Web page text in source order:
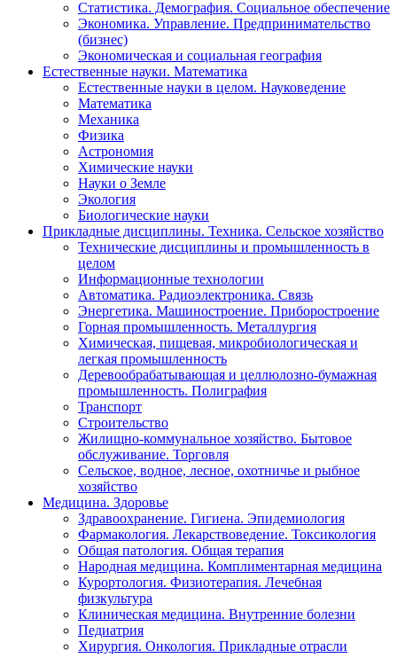
Статистика. Демография. Социальное обеспечение
Экономика. Управление. Предпринимательство
(бизнес)
Экономическая и социальная география
Естественные науки. Математика
Естественные науки в целом. Науковедение
Математика
Механика
Физика
Астрономия
Химические науки
Науки о Земле
Экология
Биологические науки
Прикладные дисциплины. Техника. Сельское хозяйство
Технические дисциплины и промышленность в
целом
Информационные технологии
Автоматика. Радиоэлектроника. Связь
Энергетика. Машиностроение. Приборостроение
Горная промышленность. Металлургия
Химическая, пищевая, микробиологическая и
легкая промышленность
Деревообрабатывающая и целлюлозно-бумажная
промышленность. Полиграфия
Транспорт
Строительство
Жилищно-коммунальное хозяйство. Бытовое
обслуживание. Торговля
Сельское, водное, лесное, охотничье и рыбное
хозяйство
Медицина. Здоровье
Здравоохранение. Гигиена. Эпидемиология
Фармакология. Лекарствоведение. Токсикология
Общая патология. Общая терапия
Народная медицина. Комплиментарная медицина
Курортология. Физиотерапия. Лечебная
физкультура
Клиническая медицина. Внутренние болезни
Педиатрия
Хирургия. Онкология. Прикладные отрасли